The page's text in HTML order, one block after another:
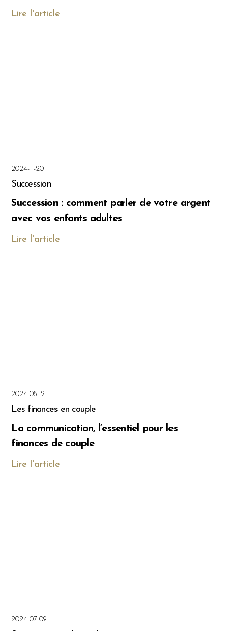
Lire l'article
2024-11-20
Succession
Succession : comment parler de votre argent
avec vos enfants adultes
Lire l'article
2024-08-12
Les finances en couple
La communication, l’essentiel pour les
finances de couple
Lire l'article
2024-07-09